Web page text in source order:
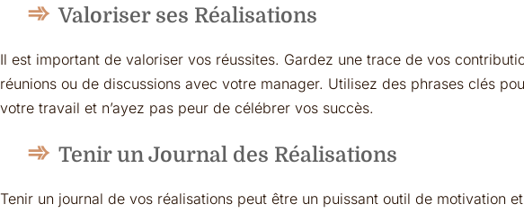
Valoriser ses Réalisations
Il est important de valoriser vos réussites. Gardez une trace de vos
réunions ou de discussions avec votre manager. Utilisez des phrases clés
votre travail et n’ayez pas peur de célébrer vos succès.
Tenir un Journal des Réalisations
Tenir un journal de vos réalisations peut être un puissant outil de motivation